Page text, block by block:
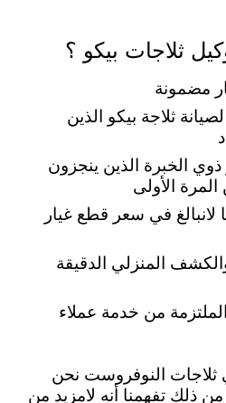
ثلاجات بيكو ؟
مضمونة
ثلاجة بيكو الذين
ذوي الخبرة الذين ينجزون
الأولى
لانبالغ في سعر قطع غيار
المنزلي الدقيقة
من خدمة عملاء
ثلاجات النوفروست نحن
ذلك تفهمنا أنه لامزيد من